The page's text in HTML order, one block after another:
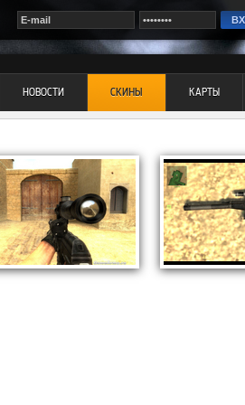
НОВОСТИ СКИНЫ КАРТЫ